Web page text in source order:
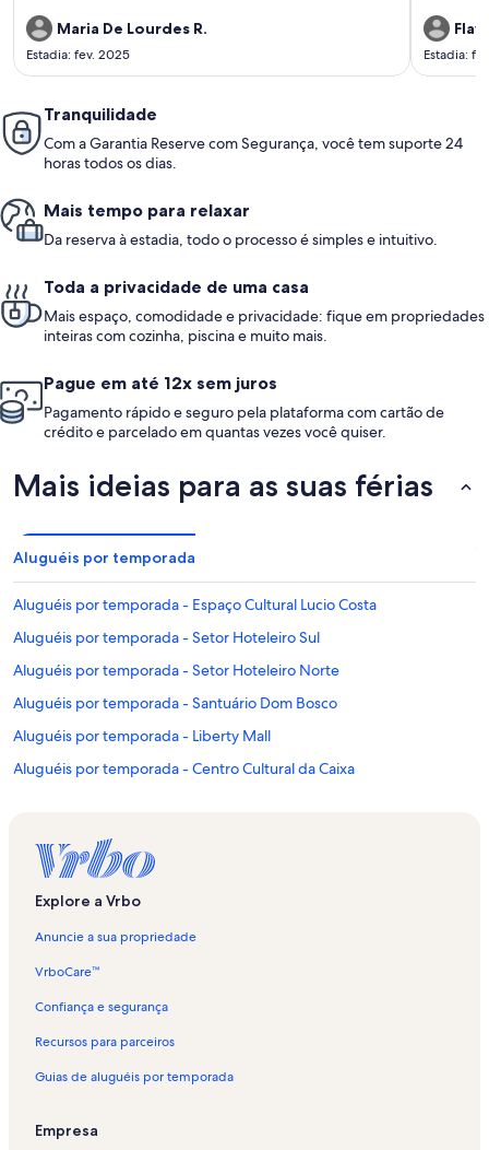
Maria De Lourdes R.
Estadia: fev. 2025 Estadia:
Tranquilidade
Com a Garantia Reserve com Segurança, você tem suporte 24
horas todos os dias.
Mais tempo para relaxar
Da reserva à estadia, todo o processo é simples e intuitivo.
Toda a privacidade de uma casa
Mais espaço, comodidade e privacidade: fique em propriedades
inteiras com cozinha, piscina e muito mais.
Pague em até 12x sem juros
Pagamento rápido e seguro pela plataforma com cartão de
crédito e parcelado em quantas vezes você quiser.
Mais ideias para as suas férias
Aluguéis por temporada
Aluguéis por temporada - Espaço Cultural Lucio Costa
Aluguéis por temporada - Setor Hoteleiro Sul
Aluguéis por temporada - Setor Hoteleiro Norte
Aluguéis por temporada - Santuário Dom Bosco
Aluguéis por temporada - Liberty Mall
Aluguéis por temporada - Centro Cultural da Caixa
Aluguéis por temporada - Banco Central do Brasil
Aluguéis por temporada - Pátio Brasil Shopping
Aluguéis por temporada - Asa Sul
Aluguéis por temporada - Eixo Monumental
Aluguéis por temporada - SRPS
Aluguéis por temporada - Distrito Federal
Aluguéis por temporada - Brasília Shopping
Explore a Vrbo
Anuncie a sua propriedade
VrboCare™
Confiança e segurança
Recursos para parceiros
Guias de aluguéis por temporada
Empresa